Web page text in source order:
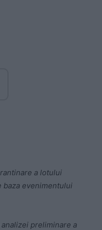
a lotului
baza evenimentului
analizei preliminare a